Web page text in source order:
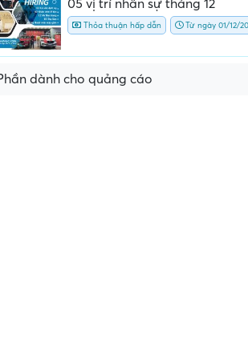
05 vị trí nhân sự tháng 12
Thỏa thuận hấp dẫn Từ ngày 01/12/
dành cho quảng cáo